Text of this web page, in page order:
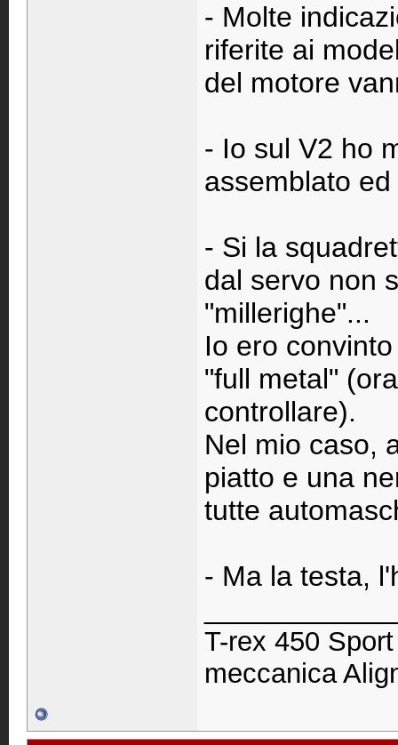
- Molte
riferite ai
del motore
- Io sul V2 ho
assemblato
- Si la
dal servo non
"millerighe"...
Io ero
"full metal"
controllare).
Nel mio caso,
piatto e una
tutte
- Ma la testa,
T-rex 450
meccanica